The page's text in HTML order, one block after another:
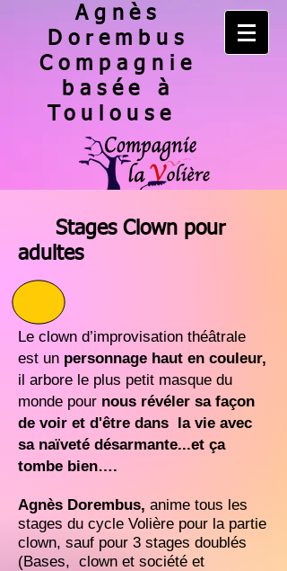
Agnès
Dorembus
Compagnie
basée à
Toulouse
Stages Clown pour
adultes
Le clown d’improvisation théâtrale
est un personnage haut en couleur,
il arbore le plus petit masque du
monde pour nous révéler sa façon
de voir et d'être dans la vie avec
sa naïveté désarmante...et ça
tombe bien….
Agnès Dorembus, anime tous les
stages du cycle Volière pour la partie
clown, sauf pour 3 stages doublés
(Bases, clown et société et